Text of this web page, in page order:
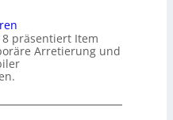
präsentiert Item
Arretierung und